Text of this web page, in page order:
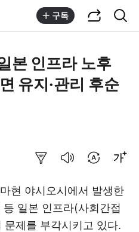
구독
본 인프라 노후
유지·관리 후순
현 야시오시에서 발생한
일본 인프라(사회간접
제를 부각시키고 있다.